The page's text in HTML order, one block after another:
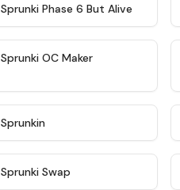
★ 4.9
Sprunki Phase 6 But Alive
Sprunki OC Maker
Sprunkin
Sprunki Swap